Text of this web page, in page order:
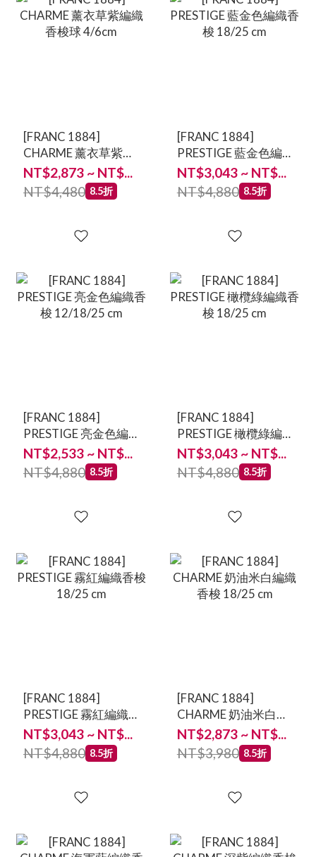
[FRANC 1884]
CHARME 薰衣草紫編
織香梭球 4/6cm
NT$2,873 ~ NT$...
NT$4,480 8.5折
[FRANC 1884]
PRESTIGE 藍金色編
織香梭 18/25 cm
NT$3,043 ~ NT$...
NT$4,880 8.5折
[FRANC 1884]
PRESTIGE 亮金色編
織香梭 12/18/25 cm
NT$2,533 ~ NT$...
NT$4,880 8.5折
[FRANC 1884]
PRESTIGE 橄欖綠編
織香梭 18/25 cm
NT$3,043 ~ NT$...
NT$4,880 8.5折
[FRANC 1884]
PRESTIGE 霧紅編織
香梭 18/25 cm
NT$3,043 ~ NT$...
NT$4,880 8.5折
[FRANC 1884]
CHARME 奶油米白編
織香梭 18/25 cm
NT$2,873 ~ NT$...
NT$3,980 8.5折